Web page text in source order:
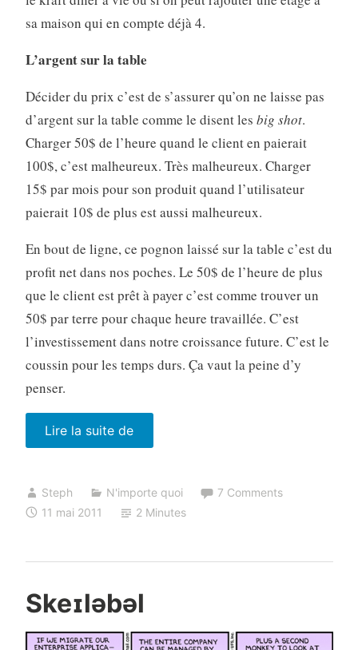
sa maison qui en compte déjà 4.
L’argent sur la table
Décider du prix c’est de s’assurer qu’on ne laisse pas
d’argent sur la table comme le disent les big shot.
Charger 50$ de l’heure quand le client en paierait
100$, c’est malheureux. Très malheureux. Charger
15$ par mois pour son produit quand l’utilisateur
paierait 10$ de plus est aussi malheureux.
En bout de ligne, ce pognon laissé sur la table c’est du
profit net dans nos poches. Le 50$ de l’heure de plus
que le client est prêt à payer c’est comme trouver un
50$ par terre pour chaque heure travaillée. C’est
l’investissement dans notre croissance future. C’est le
coussin pour les temps durs. Ça vaut la peine d’y
penser.
Lire la suite de« Définir
sa
de
prix »
Steph N'importe quoi
7 Comments
11 mai 2011
2 Minutes
Skeɪləbəl